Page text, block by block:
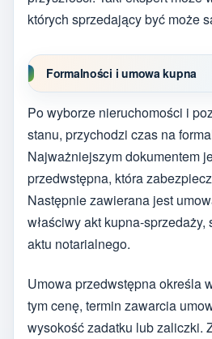
których sprzedający być może
Formalności i umowa kupna
Po wyborze nieruchomości i
stanu, przychodzi czas na
Najważniejszym dokumentem
przedwstępna, która
Następnie zawierana jest
właściwy akt kupna-
aktu notarialnego.
Umowa przedwstępna określa
tym cenę, termin zawarcia
wysokość zadatku lub zaliczki.